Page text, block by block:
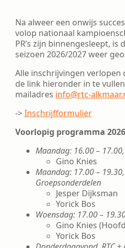
Na alweer een onwijs
volop nationaal
PR’s zijn binnengesleept,
seizoen 2026/2027 weer
Alle inschrijvingen
de link hieronder in te
mailadres info@rtc-
->Inschrijfformulier
Voorlopig programma
Maandag: 16.00 –
Gino Knies
Maandag: 17.00 – 19.30,
Groepsonderdelen
Jesper Dijksman
Yorick Bos
Woensdag: 17.00 –
Gino Knies
Yorick Bos